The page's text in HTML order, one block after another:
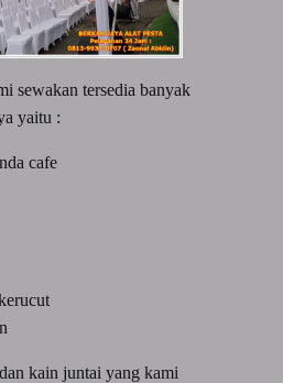
sewakan tersedia banyak
yaitu :
cafe
kain juntai yang kami